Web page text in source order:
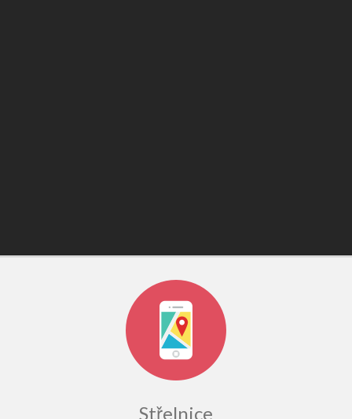
Střelnice